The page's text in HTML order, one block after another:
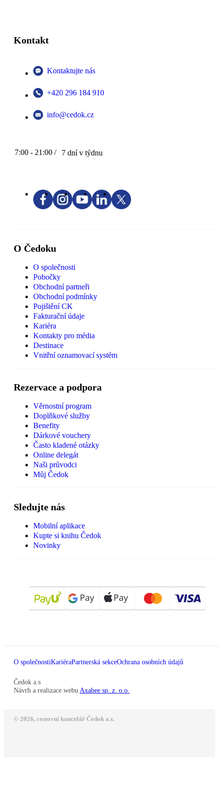
Kontakt
Kontaktujte nás
+420 296 184 910
info@cedok.cz
7:00 - 21:00 / 7 dní v týdnu
O Čedoku
O společnosti
Pobočky
Obchodní partneři
Obchodní podmínky
Pojištění CK
Fakturační údaje
Kariéra
Kontakty pro média
Destinace
Vnitřní oznamovací systém
Rezervace a podpora
Věrnostní program
Doplňkové služby
Benefity
Dárkové vouchery
Často kladené otázky
Online delegát
Naši průvodci
Můj Čedok
Sledujte nás
Mobilní aplikace
Kupte si knihu Čedok
Novinky
O společnostiKariéraPartnerská sekceOchrana osobních údajů
Čedok a.s
Návrh a realizace webu Axabee sp. z. o.o.
© 2026, cestovní kancelář Čedok a.s.